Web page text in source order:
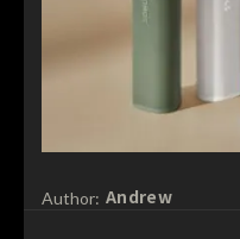
Author: Andrew